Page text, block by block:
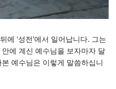
에 ‘성전’에서 일어납니다. 그는
에 계신 예수님을 보자마자 달
예수님은 이렇게 말씀하십니